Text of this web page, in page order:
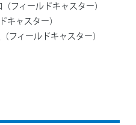
（フィールドキャスター）
キャスター）
フィールドキャスター）